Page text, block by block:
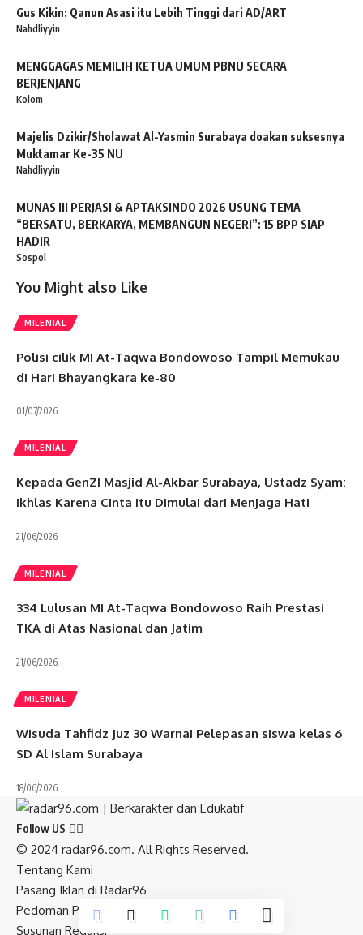
Gus Kikin: Qanun Asasi itu Lebih Tinggi dari AD/ART
Nahdliyyin
MENGGAGAS MEMILIH KETUA UMUM PBNU SECARA
BERJENJANG
Kolom
Majelis Dzikir/Sholawat Al-Yasmin Surabaya doakan suksesnya
Muktamar Ke-35 NU
Nahdliyyin
MUNAS III PERJASI & APTAKSINDO 2026 USUNG TEMA
“BERSATU, BERKARYA, MEMBANGUN NEGERI”: 15 BPP SIAP
HADIR
Sospol
You Might also Like
MILENIAL
Polisi cilik MI At-Taqwa Bondowoso Tampil Memukau
di Hari Bhayangkara ke-80
01/07/2026
MILENIAL
Kepada GenZI Masjid Al-Akbar Surabaya, Ustadz Syam:
Ikhlas Karena Cinta Itu Dimulai dari Menjaga Hati
21/06/2026
MILENIAL
334 Lulusan MI At-Taqwa Bondowoso Raih Prestasi
TKA di Atas Nasional dan Jatim
21/06/2026
MILENIAL
Wisuda Tahfidz Juz 30 Warnai Pelepasan siswa kelas 6
SD Al Islam Surabaya
18/06/2026
Follow US
© 2024 radar96.com. All Rights Reserved.
Tentang Kami
Pasang Iklan di Radar96
Pedoman Pemberitaan Media Siber
Susunan Redaksi